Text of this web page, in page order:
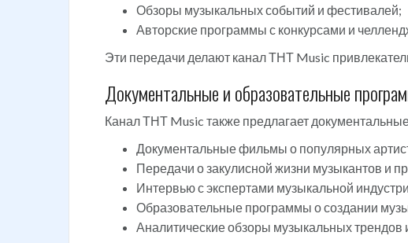
Обзоры музыкальных событий и фестивалей;
Авторские программы с конкурсами и
Эти передачи делают канал ТНТ Music
Документальные и образовательные
Канал ТНТ Music также предлагает
Документальные фильмы о популярных
Передачи о закулисной жизни музыкантов и
Интервью с экспертами музыкальной
Образовательные программы о создании
Аналитические обзоры музыкальных трендов